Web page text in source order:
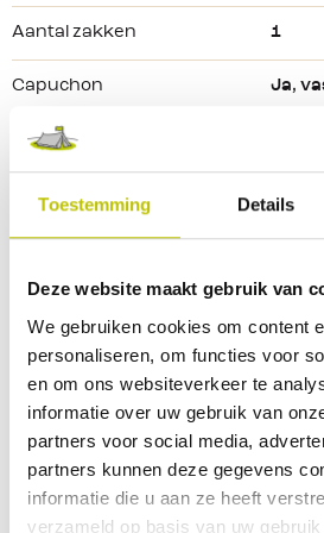
Toestemming Details
Deze website maakt gebruik van
We gebruiken cookies om content
personaliseren, om functies voor
en om ons websiteverkeer te
informatie over uw gebruik van
partners voor social media,
partners kunnen deze gegevens
informatie die u aan ze heeft
verzameld op basis van uw
Logoprint op de linkerarm
Rekbare, met elastaan geribde
Damesmodel
Aantal zakken 1
Capuchon Ja,
Geslacht
Maat L
Bekijk alle specificaties
Reviews
0 Beoordeling